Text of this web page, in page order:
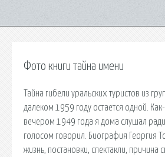
Фото книги тайна имени
Тайна гибели уральских туристов из
далеком 1959 году остается одной.
вечером 1949 года я дома слушал
голосом говорил. Биография Георгия
жизнь, постановки, спектакли, причина